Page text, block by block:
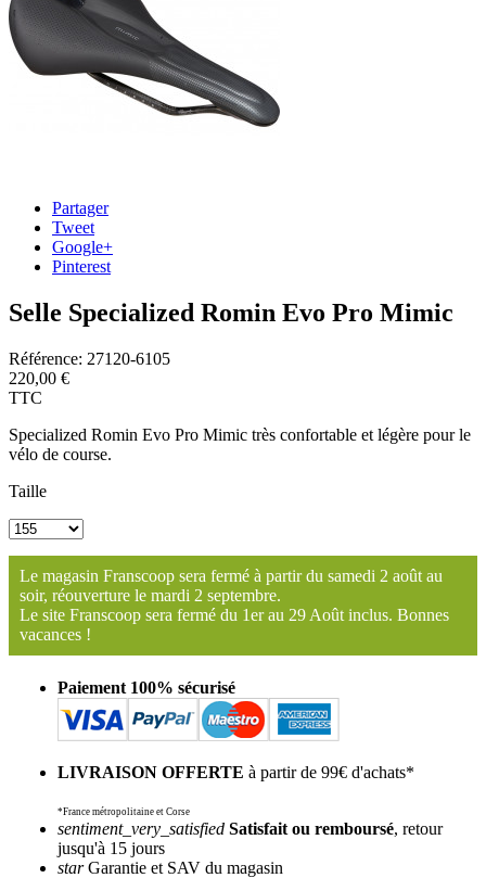
Partager
Tweet
Google+
Pinterest
Selle Specialized Romin Evo Pro Mimic
Référence: 27120-6105
220,00 €
TTC
Specialized Romin Evo Pro Mimic très confortable et légère pour le
vélo de course.
Taille
Le magasin Franscoop sera fermé à partir du samedi 2 août au
soir, réouverture le mardi 2 septembre.
Le site Franscoop sera fermé du 1er au 29 Août inclus. Bonnes
vacances !
Paiement 100% sécurisé
LIVRAISON OFFERTE à partir de 99€ d'achats*
*France métropolitaine et Corse
sentiment_very_satisfied Satisfait ou remboursé, retour
jusqu'à 15 jours
starGarantie et SAV du magasin